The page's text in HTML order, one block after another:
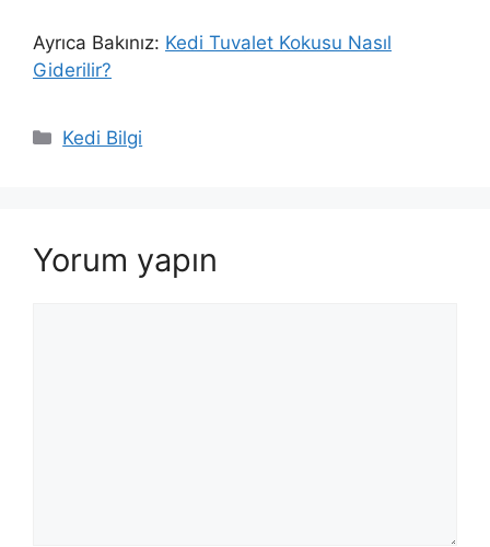
Ayrıca Bakınız: Kedi Tuvalet Kokusu Nasıl
Giderilir?
Kategoriler
Kedi Bilgi
Yorum yapın